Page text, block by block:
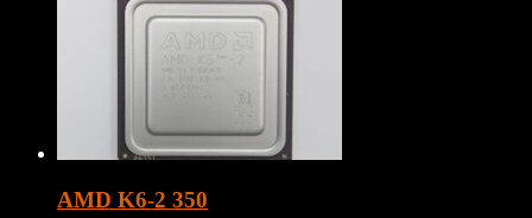
AMD K6-2 350